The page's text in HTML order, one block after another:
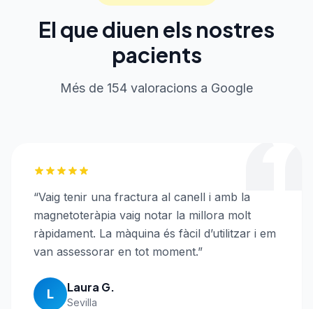
El que diuen els nostres
pacients
Més de 154 valoracions a Google
“Vaig tenir una fractura al canell i amb la
magnetoteràpia vaig notar la millora molt
ràpidament. La màquina és fàcil d’utilitzar i em
van assessorar en tot moment.”
L Laura G.
Sevilla